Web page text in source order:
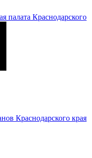
палата Краснодарского
Краснодарского края